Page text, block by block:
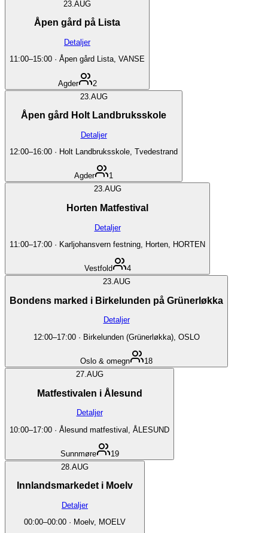
23. AUG
Åpen gård på Lista
Detaljer
11:00–15:00 · Åpen gård Lista, VANSE
Agder
2
23. AUG
Åpen gård Holt Landbruksskole
Detaljer
12:00–16:00 · Holt Landbruksskole, Tvedestrand
Agder
1
23.AUG
Horten Matfestival
Detaljer
11:00–17:00 · Karljohansvern festning, Horten, HORTEN
Vestfold
4
23.AUG
Bondens marked i Birkelunden på Grünerløkka
Detaljer
12:00–17:00· Birkelunden (Grünerløkka), OSLO
Oslo & omegn
18
27.AUG
Matfestivalen i Ålesund
Detaljer
10:00–17:00 · Ålesund matfestival, ÅLESUND
Sunnmøre
19
28. AUG
Innlandsmarkedet i Moelv
Detaljer
00:00–00:00 · Moelv, MOELV